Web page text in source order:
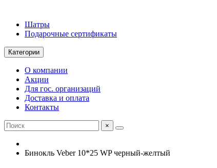
Шатры
Подарочные сертификаты
Категории
О компании
Акции
Для гос. организаций
Доставка и оплата
Контакты
×
Бинокль Veber 10*25 WP черный-желтый